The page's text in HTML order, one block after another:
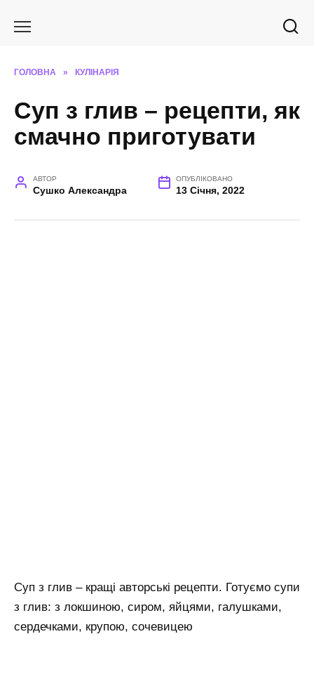
ГОЛОВНА » КУЛІНАРІЯ
Суп з глив – рецепти, як
смачно приготувати
АВТОР
Сушко Александра
ОПУБЛІКОВАНО
13 Січня, 2022
Суп з глив – кращі авторські рецепти. Готуємо супи
з глив: з локшиною, сиром, яйцями, галушками,
сердечками, крупою, сочевицею